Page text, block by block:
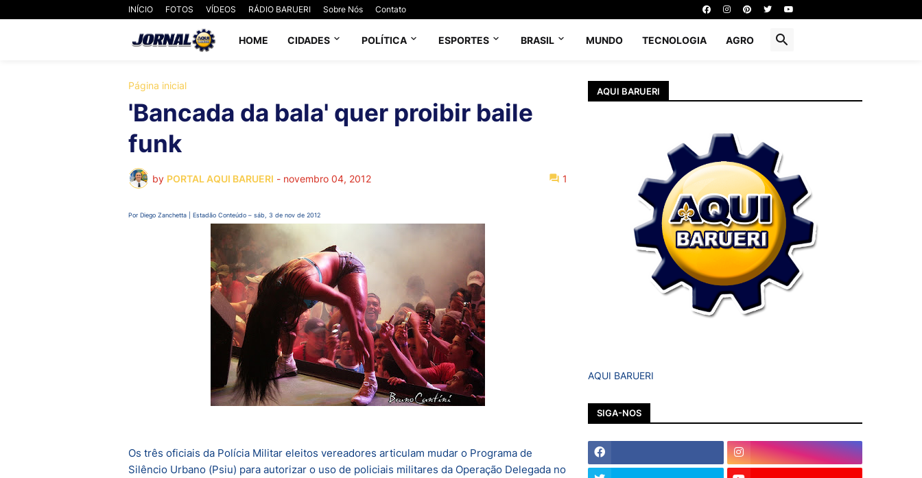
INÍCIO FOTOS VÍDEOS RÁDIO BARUERI Sobre Nós Contato
HOME CIDADES POLÍTICA ESPORTES BRASIL MUNDO TECNOLOGIA AGRO
Página inicial
'Bancada da bala' quer proibir baile
funk
by PORTAL AQUI BARUERI - novembro 04, 2012 1
Por Diego Zanchetta | Estadão Conteúdo – sáb, 3 de nov de 2012
Os três oficiais da Polícia Militar eleitos vereadores articulam mudar o Programa de
Silêncio Urbano (Psiu) para autorizar o uso de policiais militares da Operação Delegada no
AQUI BARUERI
AQUI BARUERI
SIGA-NOS